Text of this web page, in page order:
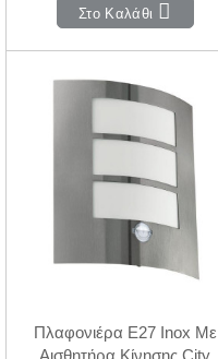
Στο Καλάθι
Πλαφονιέρα Ε27 Inox Με
Αισθητήρα Κίνησης City